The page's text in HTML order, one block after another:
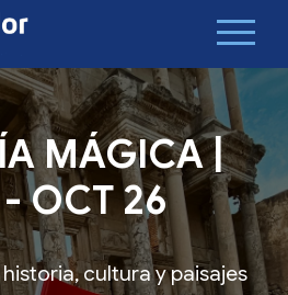
MÁGICA |
OCT 26
cultura y paisajes